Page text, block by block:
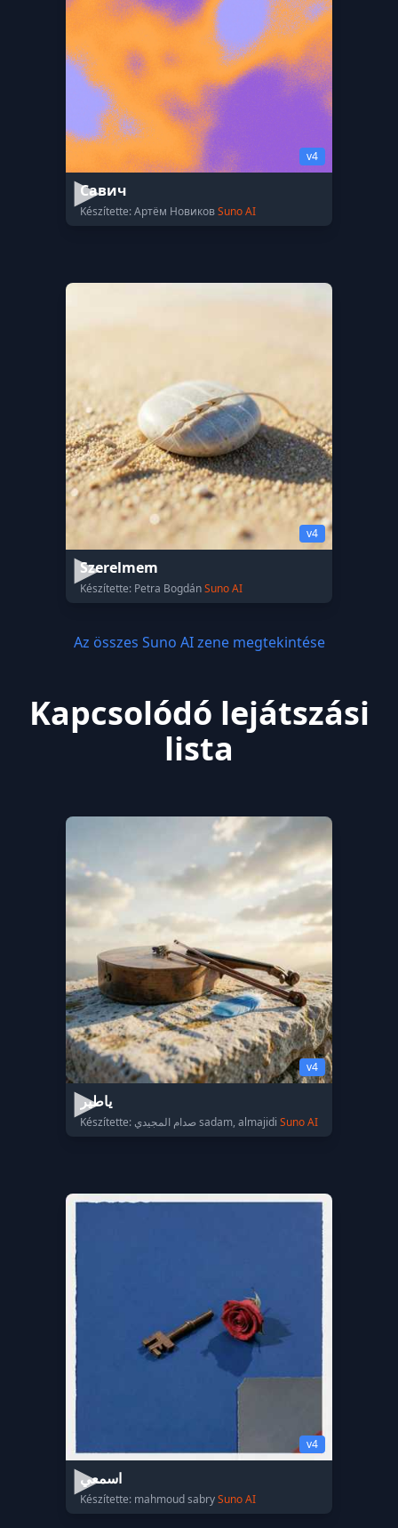
v4
Савич
Készítette: Артём НовиковSuno AI
v4
Szerelmem
Készítette: Petra BogdánSuno AI
Az összes Suno AI zene megtekintése
Kapcsolódó lejátszási
lista
v4
ياطير
Készítette: صدام المجيدي sadam, almajidi Suno AI
v4
اسمعي
Készítette: mahmoud sabrySuno AI